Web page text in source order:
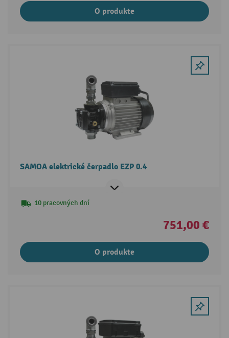
O produkte
SAMOA elektrické čerpadlo EZP 0.4
10 pracovných dní
751,00 €
O produkte